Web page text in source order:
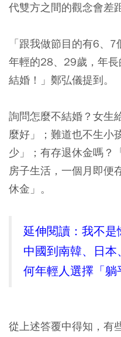
代雙方之間的觀念會差
「跟我做節目的有6、
年輕的28、29歲，年
結婚！」鄭弘儀提到。
詢問怎麼不結婚？女生
麼好」；難道也不生小
少」；有存退休金嗎？
房子生活，一個月即便
休金」。
延伸閱讀：我不
中國到南韓、日
何年輕人選擇「躺
從上述答覆中得知，有